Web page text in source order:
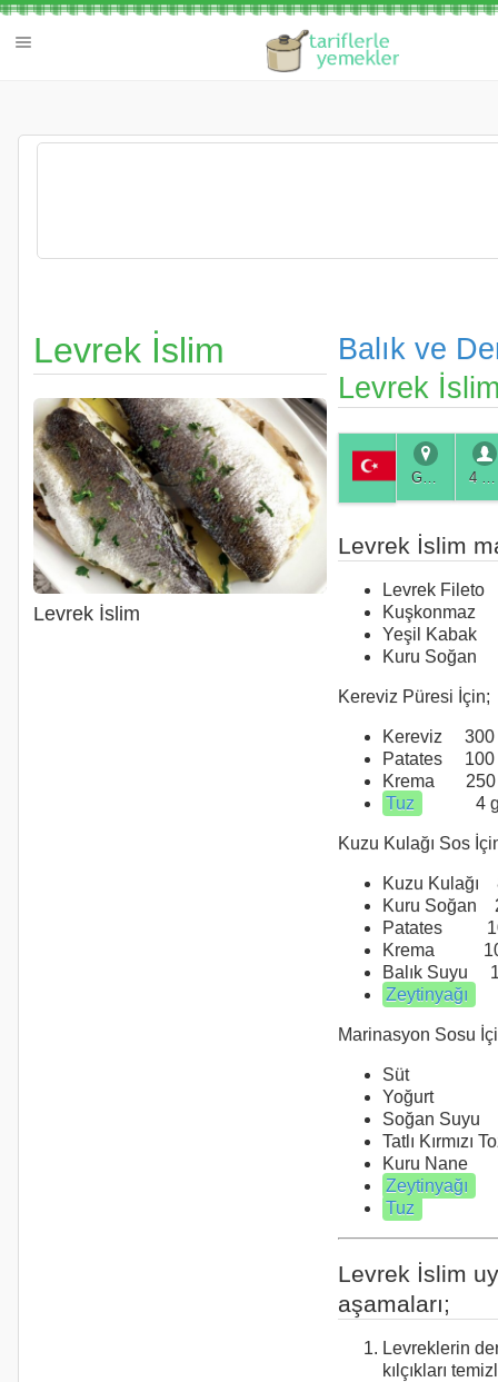
Levrek İslim
Levrek İslim
Balık ve
Levrek
Genel
Levrek İslim
Levrek
Yeşil
Kuru
Kereviz Püresi İçin;
Kereviz 300
Patates 100
Krema 250
Tuz
4
Kuzu Kulağı Sos
Kuzu Kulağı
Kuru Soğan
Patates
Krema
Balık Suyu
Zeytinyağı
Marinasyon Sosu
Süt
Yoğurt
Soğan
Tatlı Kırmızı
Kuru
Zeytinyağı
Tuz
Levrek İslim
aşamaları;
Levreklerin
kılçıkları